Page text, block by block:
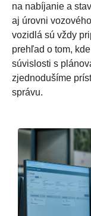
na nabíjanie a
aj úrovni
vozidlá sú vždy
prehľad o tom,
súvislosti s
zjednodušíme
správu.